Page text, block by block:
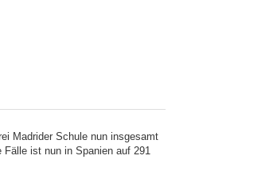
Madrider Schule nun insgesamt
ist nun in Spanien auf 291